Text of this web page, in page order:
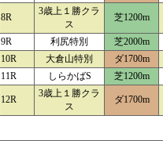
8R
3歳上１勝クラ
ス
芝1200m
9R 利尻特別 芝2000m
10R
大倉山特別 ダ1700m
11R
しらかばS 芝1200m
12R
3歳上１勝クラ
ス
ダ1700m